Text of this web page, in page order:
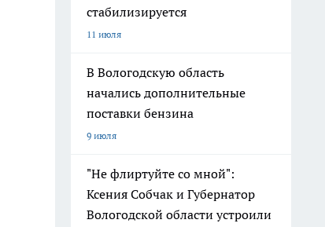
стабилизируется
11 июля
В Вологодскую область
начались дополнительные
поставки бензина
9 июля
"Не флиртуйте со мной":
Ксения Собчак и Губернатор
Вологодской области устроили